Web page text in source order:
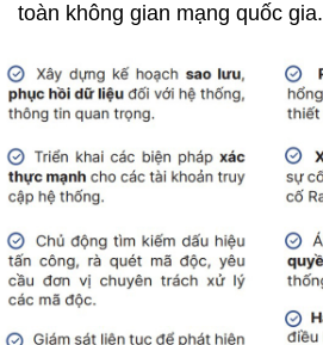
toàn không gian mạng quốc gia.